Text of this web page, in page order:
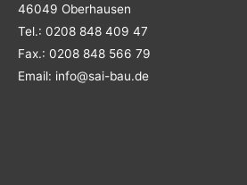
46049 Oberhausen
Tel.: 0208 848 409 47
Fax.: 0208 848 566 79
Email: info@sai-bau.de